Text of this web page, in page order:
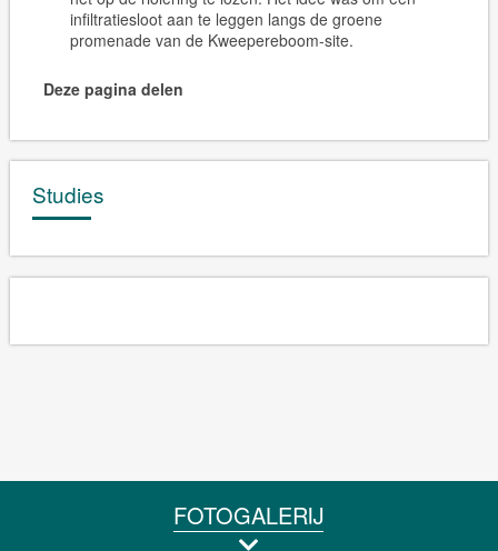
infiltratiesloot aan te leggen langs de groene
promenade van de Kweepereboom-site.
Deze pagina delen
Studies
FOTOGALERIJ